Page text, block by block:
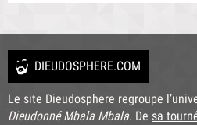
DIEUDOSPHERE.COM
Le site Dieudosphere regroupe
Dieudonné Mbala Mbala. De sa